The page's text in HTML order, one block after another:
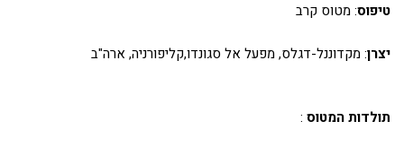
טיפוס: מטוס קרב
יצרן: מקדוננל-דגלס, מפעל אל סגונדו,קליפורניה, ארה"ב
תולדות המטוס :